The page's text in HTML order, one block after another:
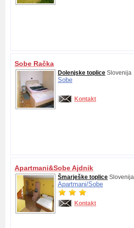
Sobe Račka
Dolenjske toplice Slovenija
Sobe
Kontakt
Apartmani&Sobe Ajdnik
Šmarješke toplice Slovenija
Apartmani/Sobe
Kontakt